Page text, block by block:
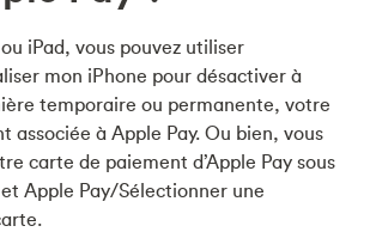
iPad, vous pouvez utiliser
mon iPhone pour désactiver à
temporaire ou permanente, votre
associée à Apple Pay. Ou bien, vous
carte de paiement d’Apple Pay sous
Apple Pay/Sélectionner une